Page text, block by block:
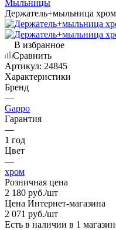
Мыльницы
Держатель+мыльница
В избранное
Сравнить
Артикул: 24845
Характеристики
Бренд
—
Gappo
Гарантия
—
1 год
Цвет
—
хром
Розничная цена
2 180 руб./шт
Цена Интернет-магазина
2 071 руб./шт
Есть в наличии в 1